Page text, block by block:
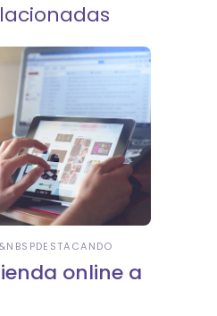
&NBSPDESTACANDO
online a